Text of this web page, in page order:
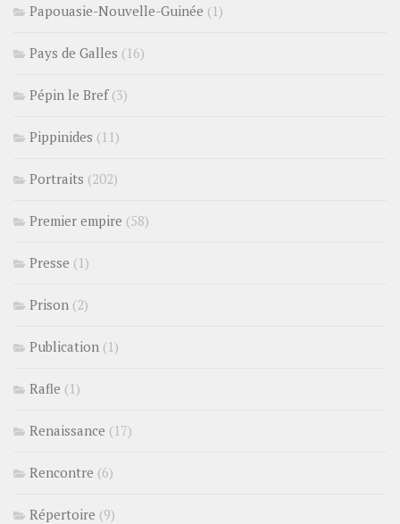
Papouasie-Nouvelle-Guinée (1)
Pays de Galles (16)
Pépin le Bref(3)
Pippinides (11)
Portraits (202)
Premier empire (58)
Presse (1)
Prison (2)
Publication (1)
Rafle (1)
Renaissance (17)
Rencontre (6)
Répertoire (9)